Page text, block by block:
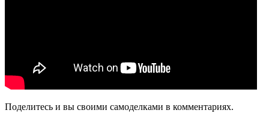
Поделитесь и вы своими самоделками в комментариях.